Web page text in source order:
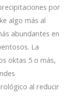
por
algo más al
abundantes en
La
oktas 5 o más,
al reducir